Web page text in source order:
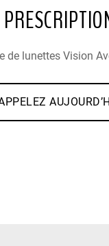
de lunettes Vision